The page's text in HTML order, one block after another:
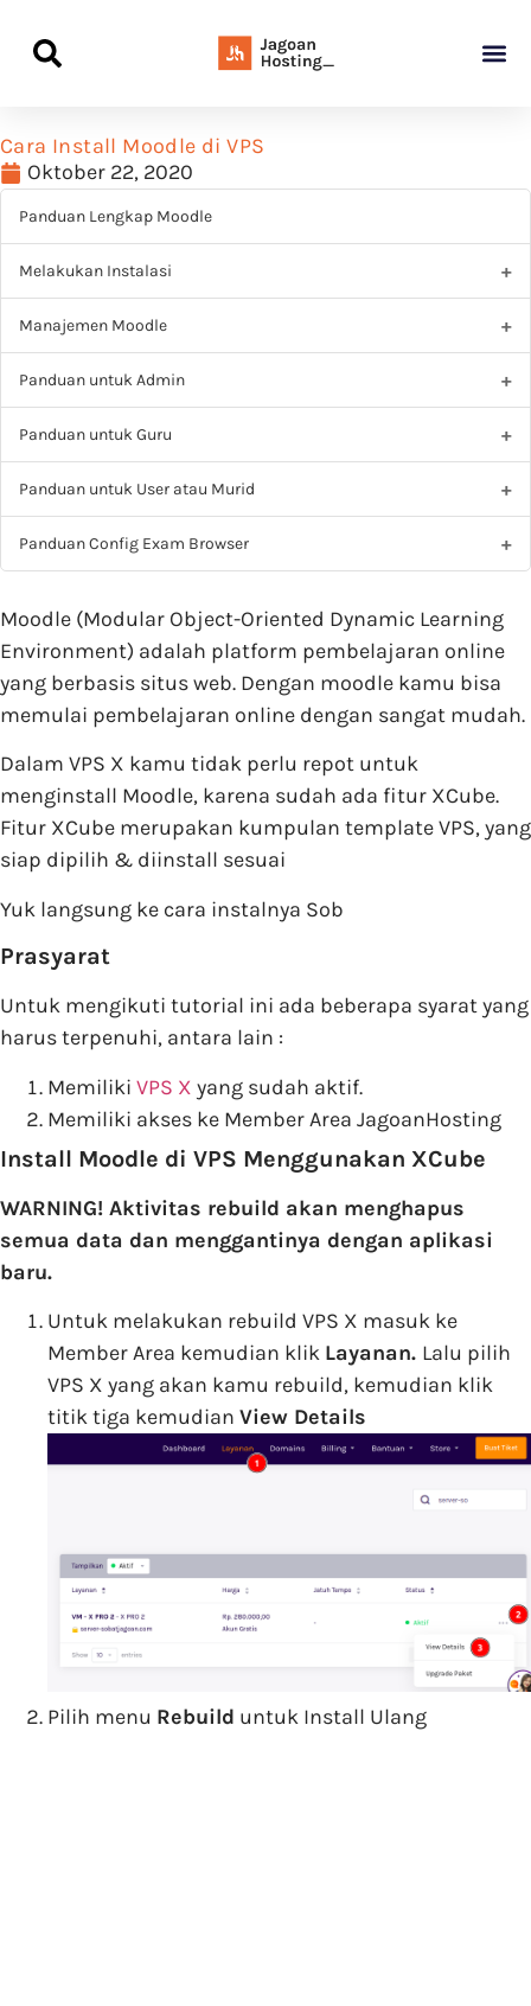
Cara Install Moodle di VPS
Oktober 22, 2020
Panduan Lengkap Moodle
Melakukan Instalasi
Manajemen Moodle
Panduan untuk Admin
Panduan untuk Guru
Panduan untuk User atau Murid
Panduan Config Exam Browser
Moodle (Modular Object-Oriented Dynamic Learning
Environment) adalah platform pembelajaran online
yang berbasis situs web. Dengan moodle kamu bisa
memulai pembelajaran online dengan sangat mudah.
Dalam VPS X kamu tidak perlu repot untuk
menginstall Moodle, karena sudah ada fitur XCube.
Fitur XCube merupakan kumpulan template VPS, yang
siap dipilih & diinstall sesuai
Yuk langsung ke cara instalnya Sob
Prasyarat
Untuk mengikuti tutorial ini ada beberapa syarat yang
harus terpenuhi, antara lain :
Memiliki VPS X yang sudah aktif.
Memiliki akses ke Member Area JagoanHosting
Install Moodle di VPS Menggunakan XCube
WARNING! Aktivitas rebuild akan menghapus
semua data dan menggantinya dengan aplikasi
baru.
Untuk melakukan rebuild VPS X masuk ke
Member Area kemudian klik Layanan. Lalu pilih
VPS X yang akan kamu rebuild, kemudian klik
titik tiga kemudian View Details
Pilih menu Rebuild untuk Install Ulang